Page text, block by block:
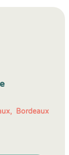
Bordeaux